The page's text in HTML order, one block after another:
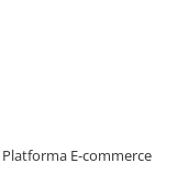
Platforma E-commerce